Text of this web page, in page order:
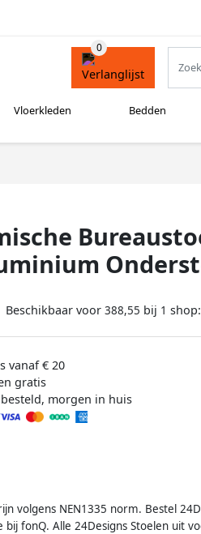
Vloerkleden Bedden
Beschikbaar voor 388,55 bij 1 shop:
vanaf € 20
gratis
morgen in huis
volgens NEN1335 norm. Bestel
bij fonQ. Alle 24Designs Stoelen uit